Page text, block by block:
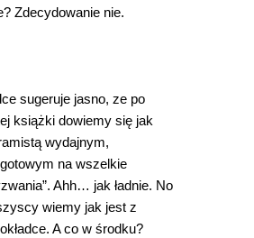
Zdecydowanie nie.
sugeruje jasno, ze po
książki dowiemy się jak
wydajnym,
na wszelkie
Ahh… jak ładnie. No
wiemy jak jest z
A co w środku?